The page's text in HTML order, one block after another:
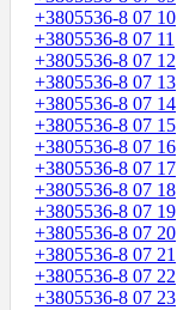
+3805536-8 07 10
+3805536-8 07 11
+3805536-8 07 12
+3805536-8 07 13
+3805536-8 07 14
+3805536-8 07 15
+3805536-8 07 16
+3805536-8 07 17
+3805536-8 07 18
+3805536-8 07 19
+3805536-8 07 20
+3805536-8 07 21
+3805536-8 07 22
+3805536-8 07 23